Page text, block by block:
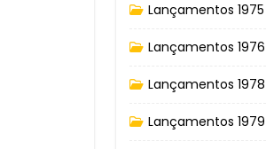
Lançamentos 1975
Lançamentos 1976
Lançamentos 1978
Lançamentos 1979